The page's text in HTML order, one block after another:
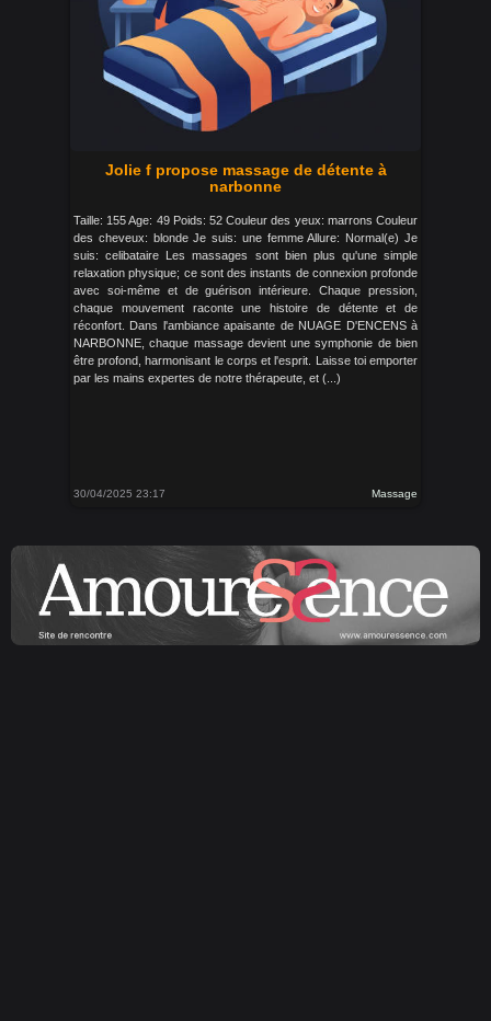
Jolie f propose massage de détente à
narbonne
Taille: 155 Age: 49 Poids: 52 Couleur des yeux: marrons Couleur
des cheveux: blonde Je suis: une femme Allure: Normal(e) Je
suis: celibataire Les massages sont bien plus qu'une simple
relaxation physique; ce sont des instants de connexion profonde
avec soi-même et de guérison intérieure. Chaque pression,
chaque mouvement raconte une histoire de détente et de
réconfort. Dans l'ambiance apaisante de NUAGE D'ENCENS à
NARBONNE, chaque massage devient une symphonie de bien
être profond, harmonisant le corps et l'esprit. Laisse toi emporter
par les mains expertes de notre thérapeute, et (...)
30/04/2025 23:17 Massage